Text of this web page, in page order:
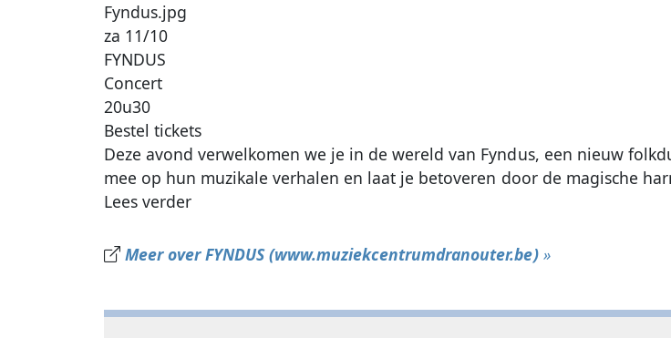
Fyndus.jpg
za 11/10
FYNDUS
Concert
20u30
Bestel tickets
Deze avond verwelkomen we je in de wereld van Fyndus, een nieuw
mee op hun muzikale verhalen en laat je betoveren door de magische
Lees verder
Meer over FYNDUS (www.muziekcentrumdranouter.be)»